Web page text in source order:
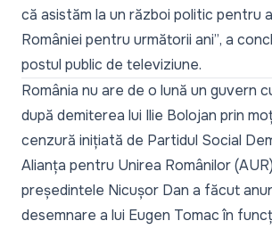
că asistăm la un război politic pentru
României pentru următorii ani”, a
postul public de televiziune.
România nu are de o lună un guvern
după demiterea lui Ilie Bolojan prin
cenzură inițiată de Partidul Social
Alianța pentru Unirea Românilor
președintele Nicușor Dan a făcut
desemnare a lui Eugen Tomac în